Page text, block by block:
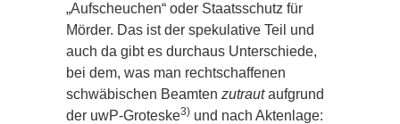
„Aufscheuchen“ oder Staatsschutz für
Mörder. Das ist der spekulative Teil und
auch da gibt es durchaus Unterschiede,
bei dem, was man rechtschaffenen
schwäbischen Beamten zutrautaufgrund
der uwP-Groteske3) und nach Aktenlage: